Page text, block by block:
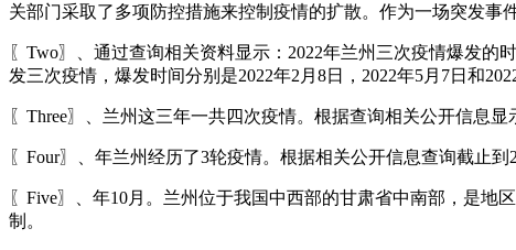
关部门采取了多项防控措施来控制疫情的扩散。作为一场突发事
〖Two〗、通过查询相关资料显示：2022年兰州三次疫情爆发的
发三次疫情，爆发时间分别是2022年2月8日，2022年5月7日和
〖Three〗、兰州这三年一共四次疫情。根据查询相关公开信息显
〖Four〗、年兰州经历了3轮疫情。根据相关公开信息查询截止
〖Five〗、年10月。兰州位于我国中西部的甘肃省中南部，是
制。